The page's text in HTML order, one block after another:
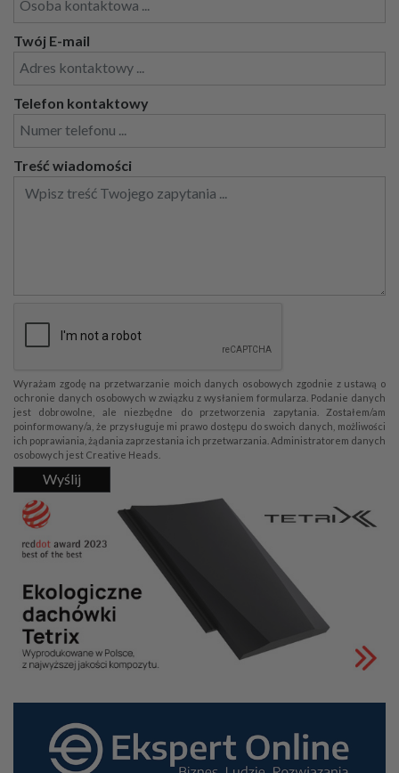
Twój E-mail
Telefon kontaktowy
Treść wiadomości
Wyrażam zgodę na przetwarzanie moich danych osobowych zgodnie z ustawą o
ochronie danych osobowych w związku z wysłaniem formularza. Podanie danych
jest dobrowolne, ale niezbędne do przetworzenia zapytania. Zostałem/am
poinformowany/a, że przysługuje mi prawo dostępu do swoich danych, możliwości
ich poprawiania, żądania zaprzestania ich przetwarzania. Administratorem danych
osobowych jest Creative Heads.
Wyślij